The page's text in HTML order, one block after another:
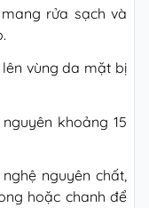
rửa sạch và
vùng da mặt bị
khoảng 15
nguyên chất,
hoặc chanh để